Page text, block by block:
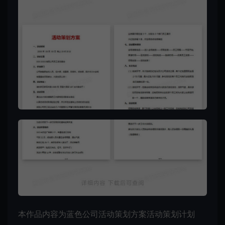
本作品内容为蓝色公司活动策划方案活动策划计划